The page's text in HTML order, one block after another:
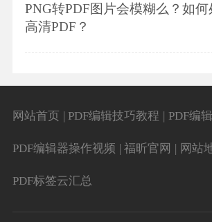
PNG转PDF图片会模糊么？如何
高清PDF？
网站首页 | PDF编辑技巧教程 | PDF编
PDF编辑器操作视频 | 福昕官网 | 网站
PDF标签云汇总